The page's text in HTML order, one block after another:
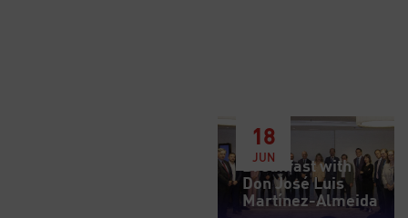
18
JUN
Breakfast with
Don José Luis
Martínez-Almeida